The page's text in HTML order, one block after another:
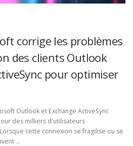
corrige les problèmes
des clients Outlook
pour optimiser
Outlook et Exchange ActiveSync
des milliers d'utilisateurs
cette connexion se fragilise ou se
…